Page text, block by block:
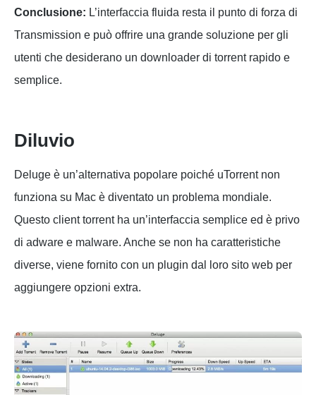
Conclusione: L’interfaccia fluida resta il punto di forza di
Transmission e può offrire una grande soluzione per gli
utenti che desiderano un downloader di torrent rapido e
semplice.
Diluvio
Deluge è un’alternativa popolare poiché uTorrent non
funziona su Mac è diventato un problema mondiale.
Questo client torrent ha un’interfaccia semplice ed è privo
di adware e malware. Anche se non ha caratteristiche
diverse, viene fornito con un plugin dal loro sito web per
aggiungere opzioni extra.